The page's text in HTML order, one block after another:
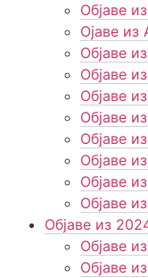
Објаве
Ојаве из
Објаве
Објаве
Објаве
Објаве
Објаве
Објаве
Објаве
Објаве
Објаве из
Објаве
Објаве